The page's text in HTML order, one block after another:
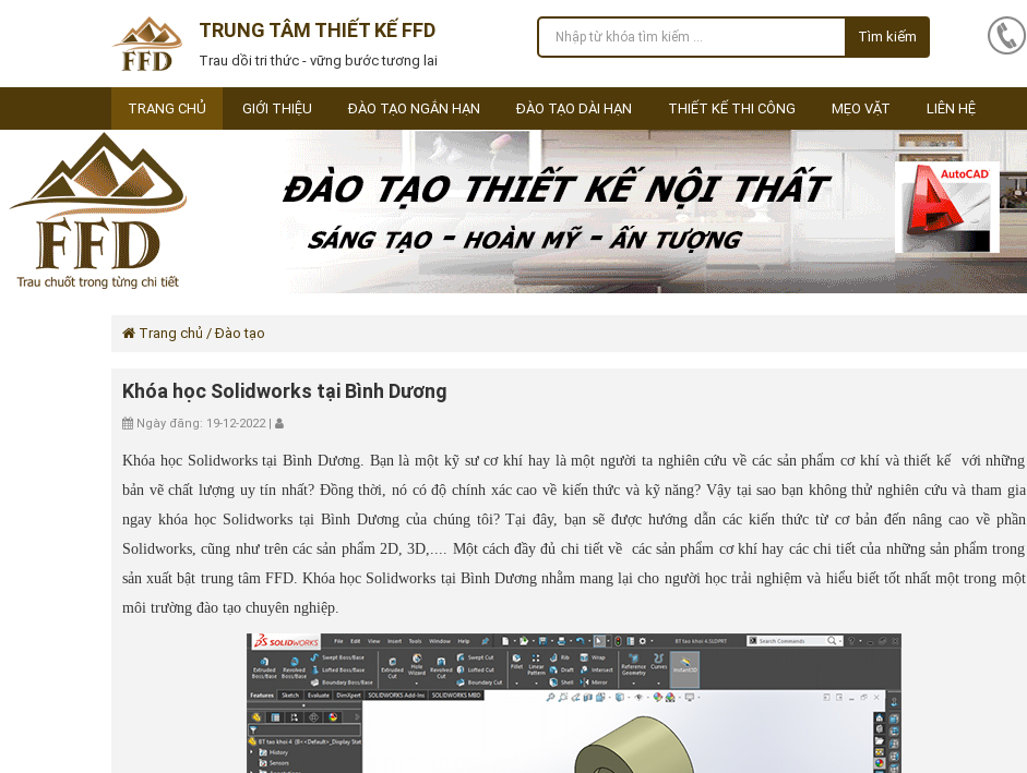
TRUNG TÂM THIẾT KẾ FFD
Trau dồi tri thức - vững bước tương lai
Tìm kiếm
TRANG CHỦ GIỚI THIỆU ĐÀO TẠO NGẮN HẠN ĐÀO TẠO DÀI HẠN THIẾT KẾ THI CÔNG MẸO VẶT LIÊN HỆ
Trang chủ / Đào tạo
Khóa học Solidworks tại Bình Dương
Ngày đăng: 19-12-2022 |
Khóa học Solidworks tại Bình Dương. Bạn là một kỹ sư cơ khí hay là một người ta nghiên cứu về các sản phẩm cơ khí và thiết kế với những
bản vẽ chất lượng uy tín nhất? Đồng thời, nó có độ chính xác cao về kiến thức và kỹ năng? Vậy tại sao bạn không thử nghiên cứu và tham gia
ngay khóa học Solidworks tại Bình Dương của chúng tôi? Tại đây, bạn sẽ được hướng dẫn các kiến thức từ cơ bản đến nâng cao về phần
Solidworks, cũng như trên các sản phẩm 2D, 3D,.... Một cách đầy đủ chi tiết về các sản phẩm cơ khí hay các chi tiết của những sản phẩm trong
sản xuất bật trung tâm FFD. Khóa học Solidworks tại Bình Dương nhằm mang lại cho người học trải nghiệm và hiểu biết tốt nhất một trong một
môi trường đào tạo chuyên nghiệp.